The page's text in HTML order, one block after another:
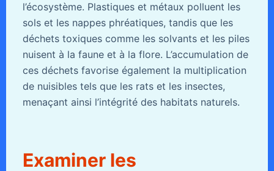
l’écosystème. Plastiques et métaux polluent les
sols et les nappes phréatiques, tandis que les
déchets toxiques comme les solvants et les piles
nuisent à la faune et à la flore. L’accumulation de
ces déchets favorise également la multiplication
de nuisibles tels que les rats et les insectes,
menaçant ainsi l’intégrité des habitats naturels.
Examiner les